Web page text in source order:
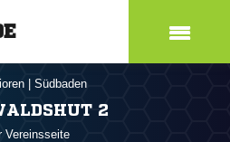
Südbaden
2
Vereinsseite